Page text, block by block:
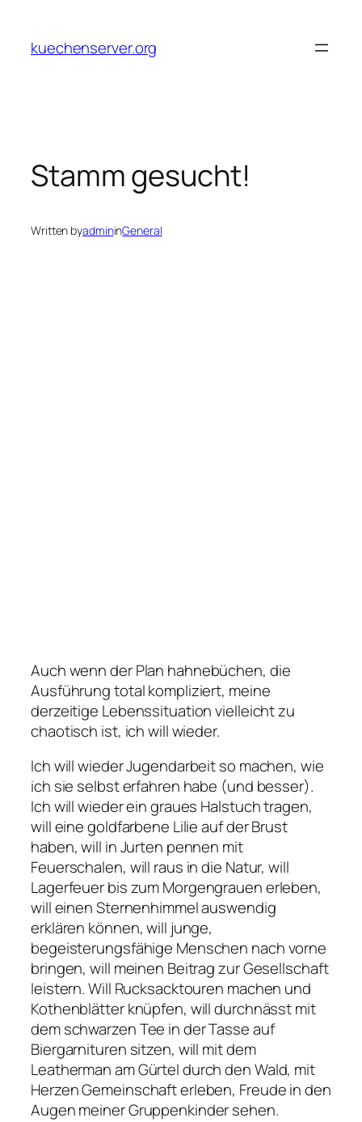
content
kuechenserver.org
Stamm gesucht!
Written byadmininGeneral
Auch wenn der Plan hahnebüchen, die
Ausführung total kompliziert, meine
derzeitige Lebenssituation vielleicht zu
chaotisch ist, ich will wieder.
Ich will wieder Jugendarbeit so machen, wie
ich sie selbst erfahren habe (und besser).
Ich will wieder ein graues Halstuch tragen,
will eine goldfarbene Lilie auf der Brust
haben, will in Jurten pennen mit
Feuerschalen, will raus in die Natur, will
Lagerfeuer bis zum Morgengrauen erleben,
will einen Sternenhimmel auswendig
erklären können, will junge,
begeisterungsfähige Menschen nach vorne
bringen, will meinen Beitrag zur Gesellschaft
leistern. Will Rucksacktouren machen und
Kothenblätter knüpfen, will durchnässt mit
dem schwarzen Tee in der Tasse auf
Biergarnituren sitzen, will mit dem
Leatherman am Gürtel durch den Wald, mit
Herzen Gemeinschaft erleben, Freude in den
Augen meiner Gruppenkinder sehen.